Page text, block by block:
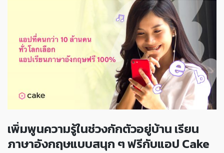
เพิ่มพูนความรู้ในช่วงกักตัวอยู่บ้าน เรียน
ภาษาอังกฤษแบบสนุก ๆ ฟรีกับแอป Cake